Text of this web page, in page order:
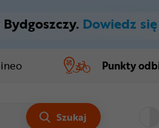
Dowiedz
Punkty
Szukaj